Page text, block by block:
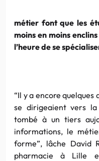
métier font que les
moins en moins
l’heure de se
“Il y a encore
se dirigeaient vers
tombé à un tiers
informations, le
forme”, lâche David
pharmacie à Lille